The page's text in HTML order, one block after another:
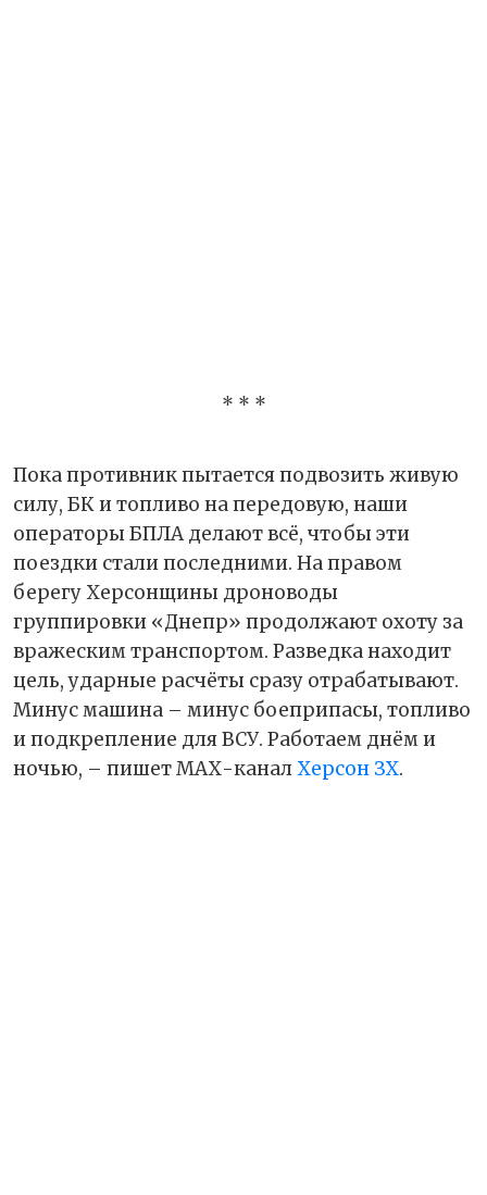
* * *
Пока противник пытается подвозить живую
силу, БК и топливо на передовую, наши
операторы БПЛА делают всё, чтобы эти
поездки стали последними. На правом
берегу Херсонщины дроноводы
группировки «Днепр» продолжают охоту за
вражеским транспортом. Разведка находит
цель, ударные расчёты сразу отрабатывают.
Минус машина – минус боеприпасы, топливо
и подкрепление для ВСУ. Работаем днём и
ночью, – пишет МАХ-каналХерсон ЗХ.